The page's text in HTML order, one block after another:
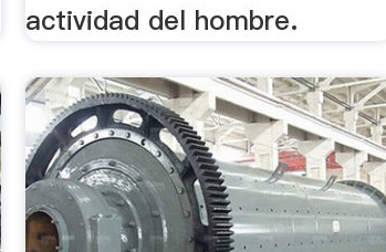
actividad del hombre.